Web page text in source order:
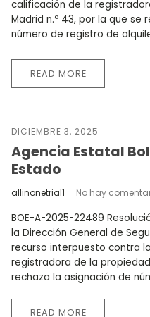
calificación de la
Madrid n.º 43, por la que se
número de registro de
READ MORE
DICIEMBRE 3, 2025
Agencia Estatal
Estado
allinonetrial1 No hay
BOE-A-2025-22489
la Dirección General de
recurso interpuesto contra
registradora de la
rechaza la asignación de
READ MORE